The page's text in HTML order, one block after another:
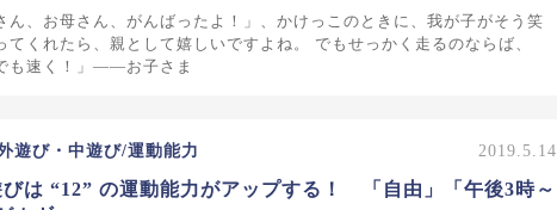
ん、お母さん、がんばったよ！」、かけっこのときに、我が子がそう笑
てくれたら、親として嬉しいですよね。 でもせっかく走るのならば、
も速く！」――お子さま
遊び・中遊び/運動能力 2019.5.14
びは “12” の運動能力がアップする！ 「自由」「午後3時～